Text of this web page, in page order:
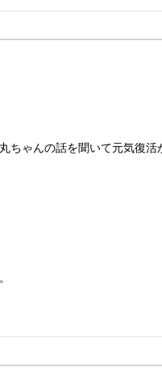
ちゃんの話を聞いて元気復活